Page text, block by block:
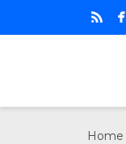
Home